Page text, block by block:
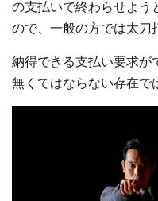
の支払いで終わらせよう
ので、一般の方では太刀
納得できる支払い要求が
無くてはならない存在で